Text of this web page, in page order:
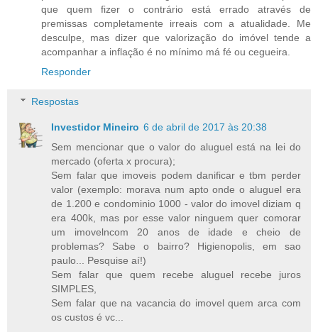
que quem fizer o contrário está errado através de
premissas completamente irreais com a atualidade. Me
desculpe, mas dizer que valorização do imóvel tende a
acompanhar a inflação é no mínimo má fé ou cegueira.
Responder
Respostas
Investidor Mineiro 6 de abril de 2017 às 20:38
Sem mencionar que o valor do aluguel está na lei do
mercado (oferta x procura);
Sem falar que imoveis podem danificar e tbm perder
valor (exemplo: morava num apto onde o aluguel era
de 1.200 e condominio 1000 - valor do imovel diziam q
era 400k, mas por esse valor ninguem quer comorar
um imovelncom 20 anos de idade e cheio de
problemas? Sabe o bairro? Higienopolis, em sao
paulo... Pesquise aí!)
Sem falar que quem recebe aluguel recebe juros
SIMPLES,
Sem falar que na vacancia do imovel quem arca com
os custos é vc...